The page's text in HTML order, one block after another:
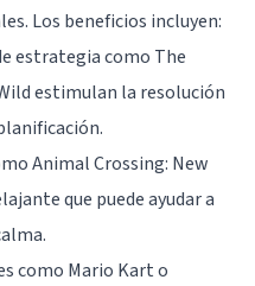
Los beneficios incluyen:
estrategia como The
estimulan la resolución
Animal Crossing: New
que puede ayudar a
como Mario Kart o